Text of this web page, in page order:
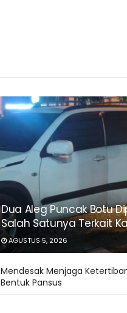
Dua Aleg Puncak Botu
Salah Satunya Terkait
AGUSTUS 5, 2026
Mendesak Menjaga
Bentuk Pansus